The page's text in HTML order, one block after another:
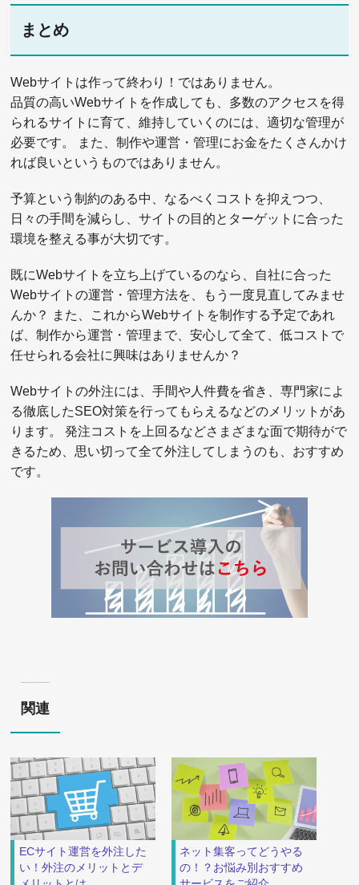
まとめ
Webサイトは作って終わり！ではありません。
品質の高いWebサイトを作成しても、多数のアクセスを得
られるサイトに育て、維持していくのには、適切な管理が
必要です。 また、制作や運営・管理にお金をたくさんかけ
れば良いというものではありません。
予算という制約のある中、なるべくコストを抑えつつ、
日々の手間を減らし、サイトの目的とターゲットに合った
環境を整える事が大切です。
既にWebサイトを立ち上げているのなら、自社に合った
Webサイトの運営・管理方法を、もう一度見直してみませ
んか？ また、これからWebサイトを制作する予定であれ
ば、制作から運営・管理まで、安心して全て、低コストで
任せられる会社に興味はありませんか？
Webサイトの外注には、手間や人件費を省き、専門家によ
る徹底したSEO対策を行ってもらえるなどのメリットがあ
ります。 発注コストを上回るなどさまざまな面で期待がで
きるため、思い切って全て外注してしまうのも、おすすめ
です。
関連
ECサイト運営を外注した
い！外注のメリットとデ
ネット集客ってどうやる
の！？お悩み別おすすめ